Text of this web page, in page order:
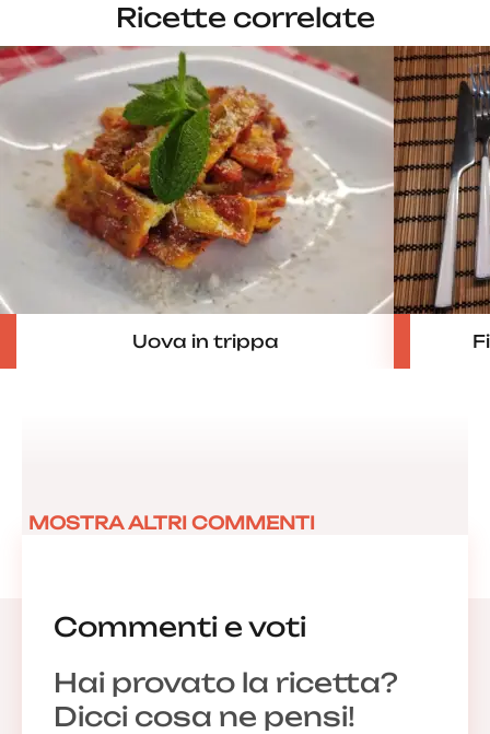
Ricette correlate
Uova in trippa
Commenti e voti
Hai provato la ricetta?
Dicci cosa ne pensi!
MOSTRA ALTRI COMMENTI